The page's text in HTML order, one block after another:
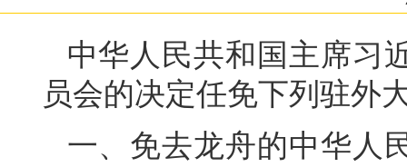
中华人民共和国主席习
员会的决定任免下列驻外
一、免去龙舟的中华人